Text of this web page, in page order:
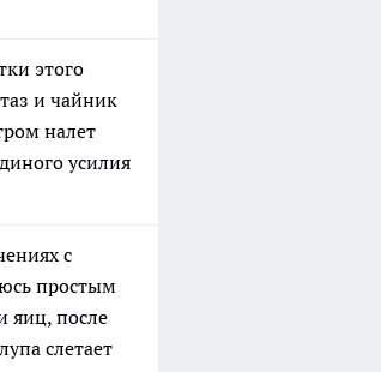
этого
и чайник
налет
усилия
с
простым
яиц, после
слетает